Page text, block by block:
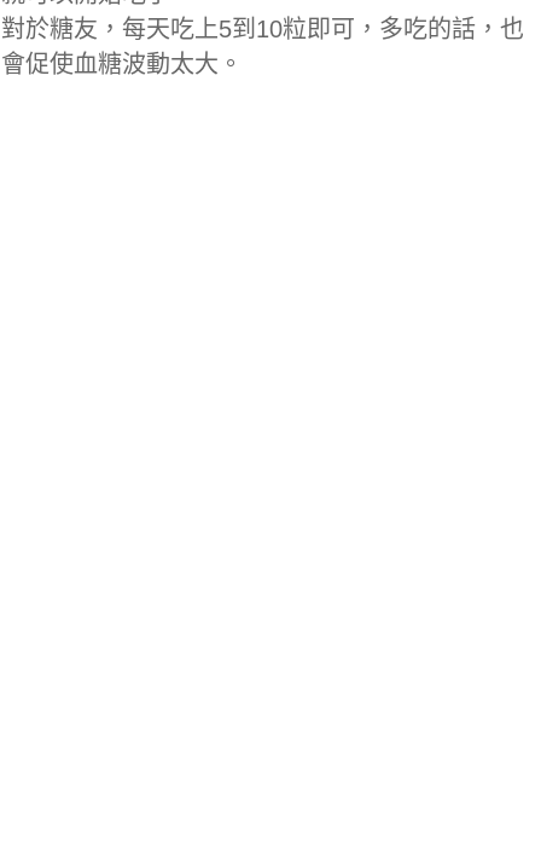
對於糖友，每天吃上5到10粒即可，多吃的話，也
會促使血糖波動太大。